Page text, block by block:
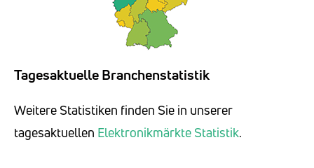
Tagesaktuelle Branchenstatistik
Weitere Statistiken finden Sie in unserer
tagesaktuellen Elektronikmärkte Statistik.